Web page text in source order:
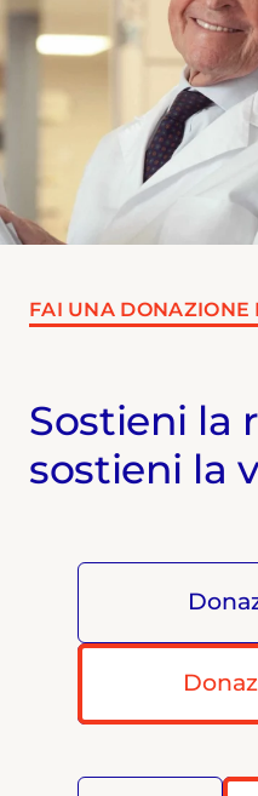
FAI UNA DONAZIONE
Sostieni la
sostieni la